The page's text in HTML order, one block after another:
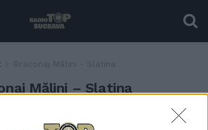
Braconaj Mălini - Slatina
Mălini – Slatina
Cinci arestări în dosarul